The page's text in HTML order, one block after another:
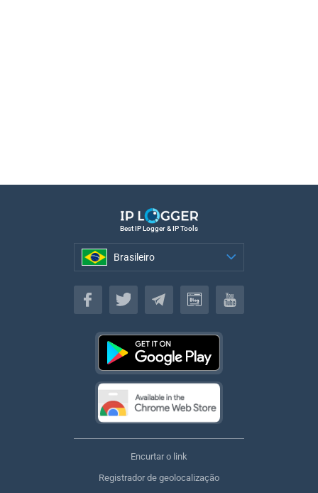
Best IP Logger & IP Tools
Brasileiro
Brasileiro
Encurtar o link
Registrador de geolocalização